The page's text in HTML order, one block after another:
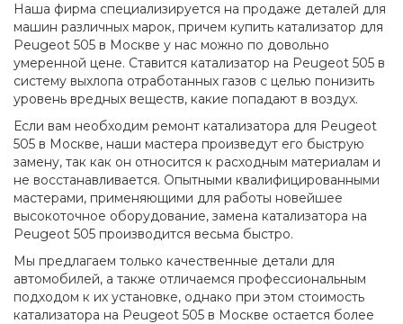
Наша фирма специализируется на продаже деталей для
машин различных марок, причем купить катализатор для
Peugeot 505 в Москве у нас можно по довольно
умеренной цене. Ставится катализатор на Peugeot 505 в
систему выхлопа отработанных газов с целью понизить
уровень вредных веществ, какие попадают в воздух.
Если вам необходим ремонт катализатора для Peugeot
505 в Москве, наши мастера произведут его быструю
замену, так как он относится к расходным материалам и
не восстанавливается. Опытными квалифицированными
мастерами, применяющими для работы новейшее
высокоточное оборудование, замена катализатора на
Peugeot 505 производится весьма быстро.
Мы предлагаем только качественные детали для
автомобилей, а также отличаемся профессиональным
подходом к их установке, однако при этом стоимость
катализатора на Peugeot 505 в Москве остается более